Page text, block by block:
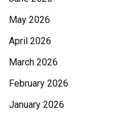
May 2026
April 2026
March 2026
February 2026
January 2026